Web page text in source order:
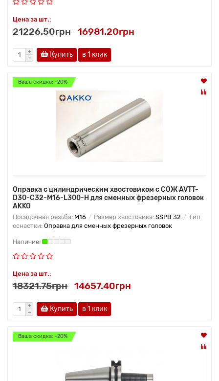
Цена за шт.:
21226.50грн 16981.20грн
Купить в 1 клик
Ваша скидка: -20%
Оправка с цилиндрическим хвостовиком с СОЖ AVTT-
D30-C32-M16-L300-H для сменных фрезерных головок
AKKO
Посадочная резьба: M16 Размер хвостовика: SSPB 32
Тип
оснастки: Оправка для сменных фрезерных головок
Цена за шт.:
18321.75грн 14657.40грн
Купить в 1 клик
Ваша скидка: -20%